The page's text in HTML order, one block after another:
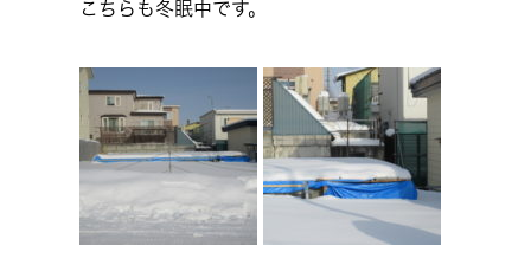
こちらも冬眠中です。